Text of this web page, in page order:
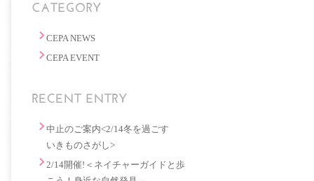
CEPA NEWS
CEPA EVENT
中止のご案内<2/14冬を過ごす
いきものさがし>
2/14開催!＜ネイチャーガイドと歩